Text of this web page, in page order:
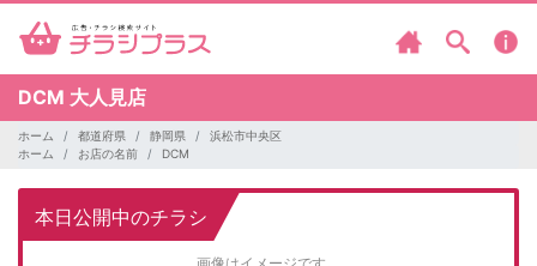
DCM 大人見店
ホーム 都道府県 静岡県
浜松市中央区
ホーム
お店の名前 DCM
本日公開中のチラシ